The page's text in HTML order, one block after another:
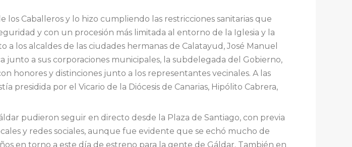
Caballeros y lo hizo cumpliendo las restricciones sanitarias que
y con un procesión más limitada al entorno de la Iglesia y la
a los alcaldes de las ciudades hermanas de Calatayud, José Manuel
junto a sus corporaciones municipales, la subdelegada del Gobierno,
honores y distinciones junto a los representantes vecinales. A las
por el Vicario de la Diócesis de Canarias, Hipólito Cabrera,
pudieron seguir en directo desde la Plaza de Santiago, con previa
y redes sociales, aunque fue evidente que se echó mucho de
en torno a este día de estreno para la gente de Gáldar. También en